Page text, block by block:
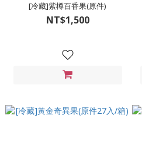
[冷藏]紫樽百香果(原件)
NT$1,500